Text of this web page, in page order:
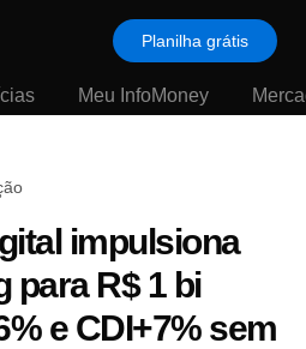
Planilha grátis
Meu InfoMoney
impulsiona
para R$ 1 bi
e CDI+7% sem